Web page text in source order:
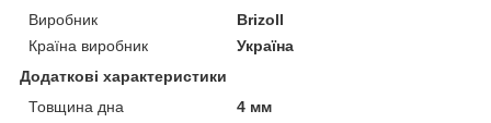
Виробник
Brizoll
Країна виробник
Україна
Додаткові характеристики
Товщина дна
4 мм